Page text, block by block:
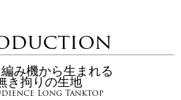
み機から生まれる
き拘りの生地
Long Tanktop